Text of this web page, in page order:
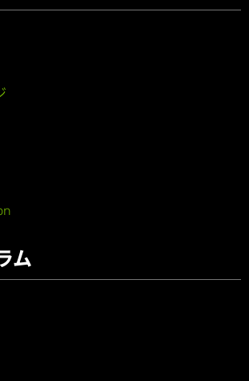
ム